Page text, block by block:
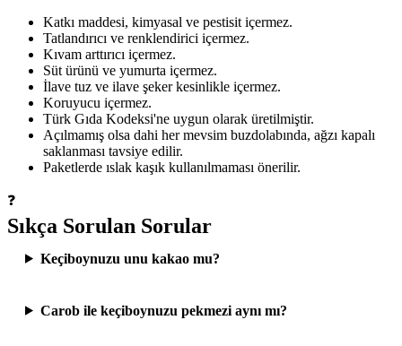
Katkı maddesi, kimyasal ve pestisit içermez.
Tatlandırıcı ve renklendirici içermez.
Kıvam arttırıcı içermez.
Süt ürünü ve yumurta içermez.
İlave tuz ve ilave şeker kesinlikle içermez.
Koruyucu içermez.
Türk Gıda Kodeksi'ne uygun olarak üretilmiştir.
Açılmamış olsa dahi her mevsim buzdolabında, ağzı kapalı
saklanması tavsiye edilir.
Paketlerde ıslak kaşık kullanılmaması önerilir.
❓
Sıkça Sorulan Sorular
Keçiboynuzu unu kakao mu?
Carob ile keçiboynuzu pekmezi aynı mı?